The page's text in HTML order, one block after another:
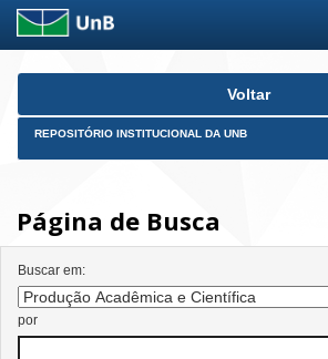
Skip
Voltar
REPOSITÓRIO INSTITUCIONAL DA UNB
Página de Busca
Buscar em:
por